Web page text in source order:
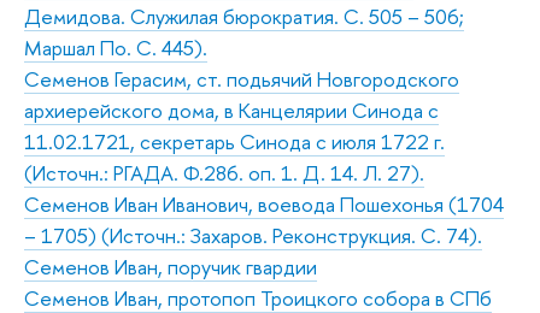
Демидова. Служилая бюрократия. С. 505 – 506;
Маршал По. С. 445).
Семенов Герасим, ст. подьячий Новгородского
архиерейского дома, в Канцелярии Синода с
11.02.1721, секретарь Синода с июля 1722 г.
(Источн.: РГАДА. Ф.286. оп. 1. Д. 14. Л. 27).
Семенов Иван Иванович, воевода Пошехонья (1704
– 1705) (Источн.: Захаров. Реконструкция. С. 74).
Семенов Иван, поручик гвардии
Семенов Иван, протопоп Троицкого собора в СПб